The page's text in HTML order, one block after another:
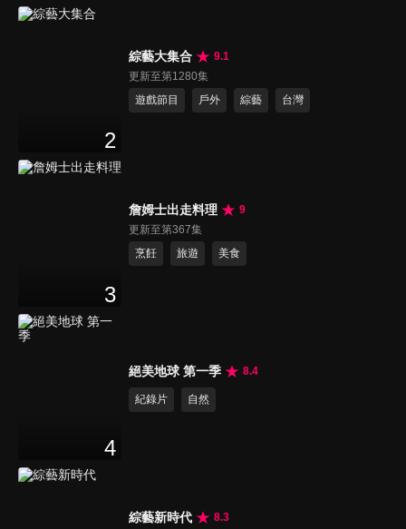
2
綜藝大集合
9.1
更新至第1280集
遊戲節目
戶外 綜藝 台灣
3
詹姆士出走料理
9
更新至第367集
烹飪
旅遊 美食
4
絕美地球 第一季 8.4
紀錄片 自然
綜藝新時代
8.3